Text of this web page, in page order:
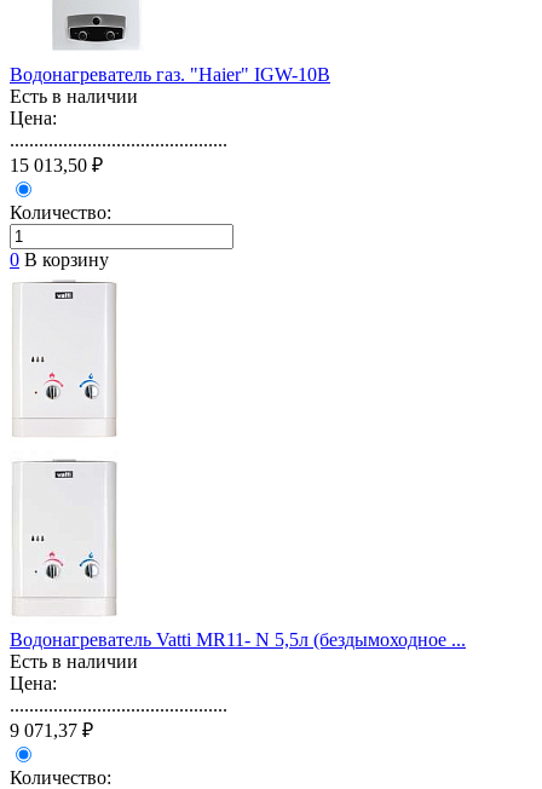
Водонагреватель газ. "Haier" IGW-10B
Есть в наличии
Цена:
.............................................
15 013,50 ₽
Количество:
0 В корзину
Водонагреватель Vatti MR11- N 5,5л (бездымоходное ...
Есть в наличии
Цена:
.............................................
9 071,37 ₽
Количество: